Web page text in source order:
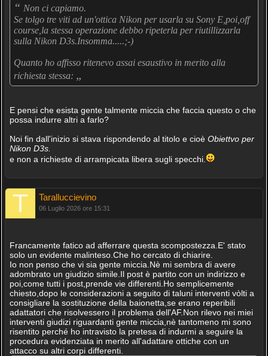
“ Non ci capiamo.
Se tolgo tre viti ad un'ottica Nikon per usarla su Sony E,poi,off
course,la stessa operazione debbo ripeterla per riutillizzarla
sulla Nikon D3s.Insomma.....;-)
Quanto ho affisso ritenevo assai esaustivo in merito alla
richiesta stessa: „
E pensi che esista gente talmente miccia che faccia questo o che
possa indurre altri a farlo?
Noi fin dall'inizio si stava rispondendo al titolo e cioè Obiettvo per
Nikon D3s.
e non a richieste di arrampicata libera sugli specchi.
Taralluccievino
06 Luglio 2026 ore 15:31
Francamente fatico ad afferrare questa scompostezza.E' stato
solo un evidente malinteso.Che ho cercato di chiarire.
Io non penso che vi sia gente miccia.Nè mi sembra di avere
adombrato un giudizio simile.Il post è partito con un indirizzo e
poi,come tutti i post,prende vie differenti.Ho semplicemente
chiesto,dopo le considerazioni a seguito di taluni interventi vòlti a
consigliare la sostituzione della baionetta,se erano reperibili
adattatori che risolvessero il problema dell'AF.Non rilevo nei miei
interventi giudizi riguardanti gente miccia,nè tantomeno mi sono
risentito perché ho intravisto la pretesa di indurmi a seguire la
procedura evidenziata in merito all'adattare ottiche con un
attacco su altri corpi differenti.